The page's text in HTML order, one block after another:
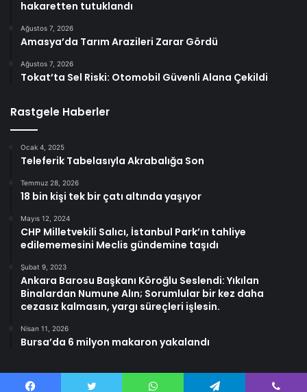
hakaretten tutuklandı
Ağustos 7, 2026
Amasya’da Tarım Arazileri Zarar Gördü
Ağustos 7, 2026
Tokat’ta Sel Riski: Otomobil Güvenli Alana Çekildi
Rastgele Haberler
Ocak 4, 2025
Teleferik Tabelasıyla Akrabalığa Son
Temmuz 28, 2026
18 bin kişi tek bir çatı altında yaşıyor
Mayıs 12, 2024
CHP Milletvekili Salıcı, İstanbul Park’ın tahliye
edilememesini Meclis gündemine taşıdı
Şubat 9, 2023
Ankara Barosu Başkanı Köroğlu Seslendi: Yıkılan
Binalardan Numune Alın; Sorumlular bir kez daha
cezasız kalmasın, yargı süreçleri işlesin.
Nisan 11, 2026
Bursa’da 6 milyon makaron yakalandı